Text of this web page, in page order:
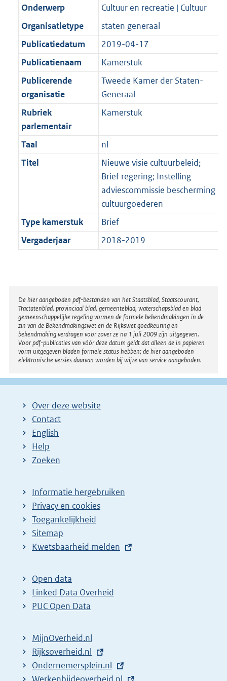
Onderwerp
Cultuur en recreatie | Cultuur
Organisatietype
staten generaal
Publicatiedatum
2019-04-17
Publicatienaam
Kamerstuk
Publicerende
organisatie
Tweede Kamer der Staten-
Generaal
Rubriek
parlementair
Kamerstuk
Taal
nl
Titel
Nieuwe visie cultuurbeleid;
Brief regering; Instelling
adviescommissie bescherming
cultuurgoederen
Type kamerstuk
Brief
Vergaderjaar
2018-2019
Disclaimer
De hier aangeboden pdf-bestanden van het Staatsblad, Staatscourant,
Tractatenblad, provinciaal blad, gemeenteblad, waterschapsblad en blad
gemeenschappelijke regeling vormen de formele bekendmakingen in de
zin van de Bekendmakingswet en de Rijkswet goedkeuring en
bekendmaking verdragen voor zover ze na 1 juli 2009 zijn uitgegeven.
Voor pdf-publicaties van vóór deze datum geldt dat alleen de in papieren
vorm uitgegeven bladen formele status hebben; de hier aangeboden
elektronische versies daarvan worden bij wijze van service aangeboden.
Over deze website
Contact
English
Help
Zoeken
Informatie hergebruiken
Privacy en cookies
Toegankelijkheid
Sitemap
E
t
e
r
l
i
n
Kwetsbaarheid melden
Open data
Linked Data Overheid
PUC Open Data
MijnOverheid.nl
E
x
t
Rijksoverheid.nl
E
x
Ondernemersplein.nl
E
Werkenbijdeoverheid.nl